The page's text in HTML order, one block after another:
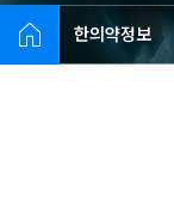
한의약정보